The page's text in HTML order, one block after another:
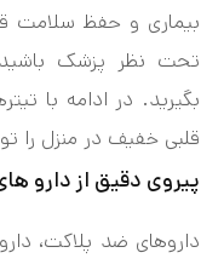
بیماری و حفظ سلامت
تحت نظر پزشک
قلبی خفیف در منزل را
پیروی دقیق از دارو
داروهای ضد پلاکت،